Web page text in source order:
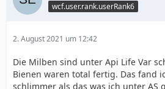
wcf.user.rank.userRank6
2. August 2021 um 12:42
Die Milben sind unter Api Life Var
Bienen waren total fertig. Das fand
schlimmer als das was ich unter AS